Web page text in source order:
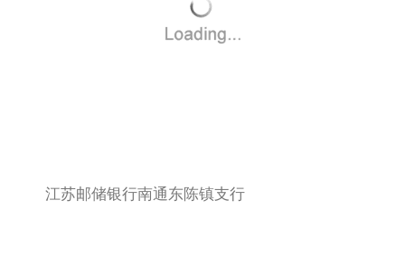
江苏邮储银行南通东陈镇支行